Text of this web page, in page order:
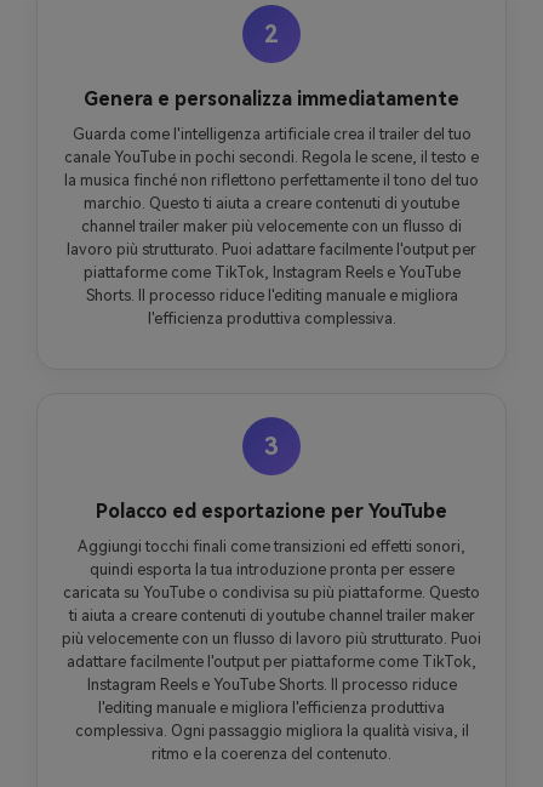
2
Genera e personalizza immediatamente
Guarda come l'intelligenza artificiale crea il trailer del tuo
canale YouTube in pochi secondi. Regola le scene, il testo e
la musica finché non riflettono perfettamente il tono del tuo
marchio. Questo ti aiuta a creare contenuti di youtube
channel trailer maker più velocemente con un flusso di
lavoro più strutturato. Puoi adattare facilmente l'output per
piattaforme come TikTok, Instagram Reels e YouTube
Shorts. Il processo riduce l'editing manuale e migliora
l'efficienza produttiva complessiva.
3
Polacco ed esportazione per YouTube
Aggiungi tocchi finali come transizioni ed effetti sonori,
quindi esporta la tua introduzione pronta per essere
caricata su YouTube o condivisa su più piattaforme. Questo
ti aiuta a creare contenuti di youtube channel trailer maker
più velocemente con un flusso di lavoro più strutturato. Puoi
adattare facilmente l'output per piattaforme come TikTok,
Instagram Reels e YouTube Shorts. Il processo riduce
l'editing manuale e migliora l'efficienza produttiva
complessiva. Ogni passaggio migliora la qualità visiva, il
ritmo e la coerenza del contenuto.